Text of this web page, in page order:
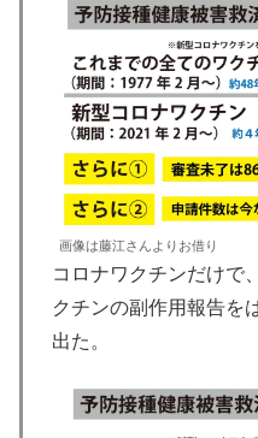
画像は藤江さんよりお借り
コロナワクチンだけで
クチンの副作用報告を
出た。